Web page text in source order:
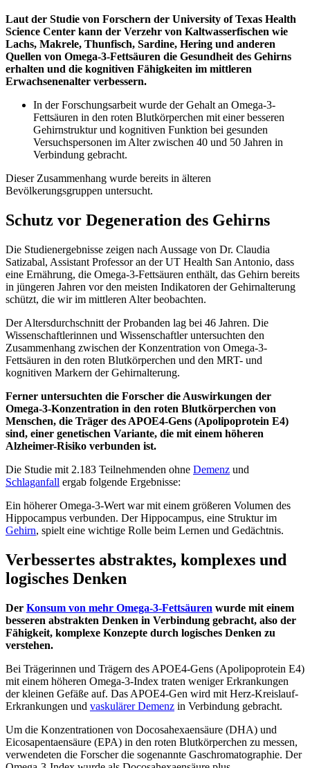
Laut der Studie von Forschern der University of Texas Health
Science Center kann der Verzehr von Kaltwasserfischen wie
Lachs, Makrele, Thunfisch, Sardine, Hering und anderen
Quellen von Omega-3-Fettsäuren die Gesundheit des Gehirns
erhalten und die kognitiven Fähigkeiten im mittleren
Erwachsenenalter verbessern.
In der Forschungsarbeit wurde der Gehalt an Omega-3-
Fettsäuren in den roten Blutkörperchen mit einer besseren
Gehirnstruktur und kognitiven Funktion bei gesunden
Versuchspersonen im Alter zwischen 40 und 50 Jahren in
Verbindung gebracht.
Dieser Zusammenhang wurde bereits in älteren
Bevölkerungsgruppen untersucht.
Schutz vor Degeneration des Gehirns
Die Studienergebnisse zeigen nach Aussage von Dr. Claudia
Satizabal, Assistant Professor an der UT Health San Antonio, dass
eine Ernährung, die Omega-3-Fettsäuren enthält, das Gehirn bereits
in jüngeren Jahren vor den meisten Indikatoren der Gehirnalterung
schützt, die wir im mittleren Alter beobachten.
Der Altersdurchschnitt der Probanden lag bei 46 Jahren. Die
Wissenschaftlerinnen und Wissenschaftler untersuchten den
Zusammenhang zwischen der Konzentration von Omega-3-
Fettsäuren in den roten Blutkörperchen und den MRT- und
kognitiven Markern der Gehirnalterung.
Ferner untersuchten die Forscher die Auswirkungen der
Omega-3-Konzentration in den roten Blutkörperchen von
Menschen, die Träger des APOE4-Gens (Apolipoprotein E4)
sind, einer genetischen Variante, die mit einem höheren
Alzheimer-Risiko verbunden ist.
Die Studie mit 2.183 Teilnehmenden ohne Demenz und
Schlaganfall ergab folgende Ergebnisse:
Ein höherer Omega-3-Wert war mit einem größeren Volumen des
Hippocampus verbunden. Der Hippocampus, eine Struktur im
Gehirn, spielt eine wichtige Rolle beim Lernen und Gedächtnis.
Verbessertes abstraktes, komplexes und
logisches Denken
Der Konsum von mehr Omega-3-Fettsäuren wurde mit einem
besseren abstrakten Denken in Verbindung gebracht, also der
Fähigkeit, komplexe Konzepte durch logisches Denken zu
verstehen.
Bei Trägerinnen und Trägern des APOE4-Gens (Apolipoprotein E4)
mit einem höheren Omega-3-Index traten weniger Erkrankungen
der kleinen Gefäße auf. Das APOE4-Gen wird mit Herz-Kreislauf-
Erkrankungen und vaskulärer Demenz in Verbindung gebracht.
Um die Konzentrationen von Docosahexaensäure (DHA) und
Eicosapentaensäure (EPA) in den roten Blutkörperchen zu messen,
verwendeten die Forscher die sogenannte Gaschromatographie. Der